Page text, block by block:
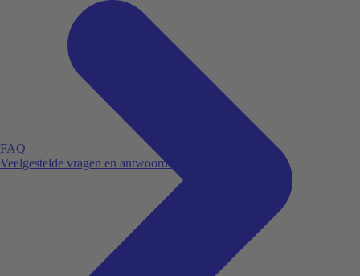
FAQ
Veelgestelde vragen en antwoorden.